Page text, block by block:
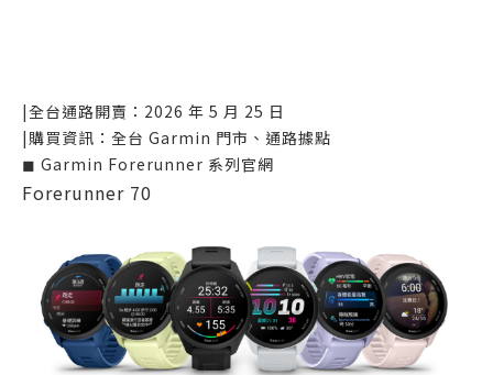
|全台通路開賣：2026 年 5 月 25 日
|購買資訊：全台 Garmin 門市、通路據點
◼ Garmin Forerunner 系列官網
Forerunner 70